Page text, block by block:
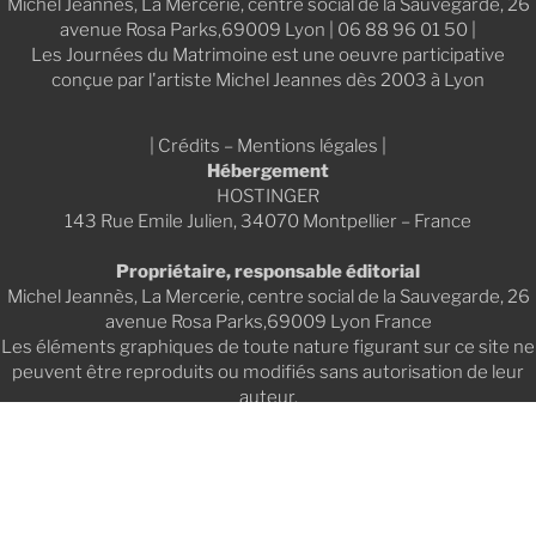
Michel Jeannès, La Mercerie, centre social de la Sauvegarde, 26
avenue Rosa Parks,69009 Lyon | 06 88 96 01 50 |
Les Journées du Matrimoine est une oeuvre participative
conçue par l'artiste Michel Jeannes dès 2003 à Lyon
| Crédits – Mentions légales |
Hébergement
HOSTINGER
143 Rue Emile Julien, 34070 Montpellier – France
Propriétaire, responsable éditorial
Michel Jeannès, La Mercerie, centre social de la Sauvegarde, 26
avenue Rosa Parks,69009 Lyon France
Les éléments graphiques de toute nature figurant sur ce site ne
peuvent être reproduits ou modifiés sans autorisation de leur
auteur.